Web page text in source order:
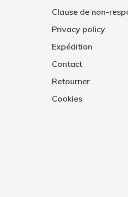
Clause de non-
Privacy policy
Expédition
Contact
Retourner
Cookies